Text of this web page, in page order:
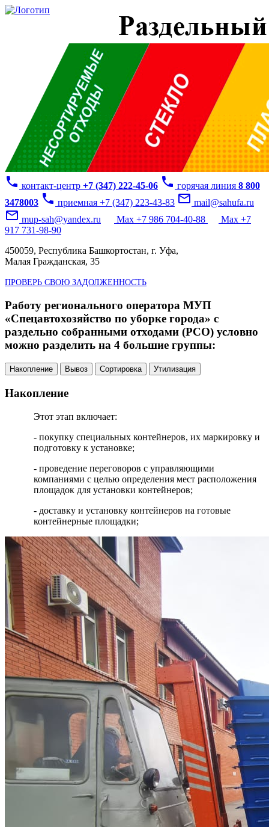
phone контакт-центр +7 (347) 222-45-06 phone горячая линия 8 800
3478003 phone приемная +7 (347) 223-43-83 mail_outline mail@sahufa.ru
mail_outline mup-sah@yandex.ru Max +7 986 704-40-88
Max +7
917 731-98-90
450059, Республика Башкортостан, г. Уфа,
Малая Гражданская, 35
ПРОВЕРЬ СВОЮ ЗАДОЛЖЕННОСТЬ
Работу регионального оператора МУП
«Спецавтохозяйство по уборке города» с
раздельно собранными отходами (РСО) условно
можно разделить на 4 большие группы:
Накопление Вывоз Сортировка Утилизация
Накопление
Этот этап включает:
- покупку специальных контейнеров, их маркировку и
подготовку к установке;
- проведение переговоров с управляющими
компаниями с целью определения мест расположения
площадок для установки контейнеров;
- доставку и установку контейнеров на готовые
контейнерные площадки;